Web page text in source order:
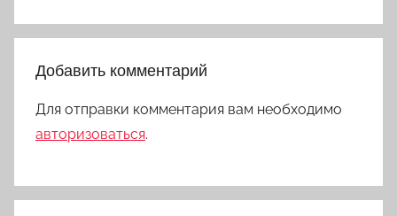
Добавить комментарий
Для отправки комментария вам необходимо
авторизоваться.